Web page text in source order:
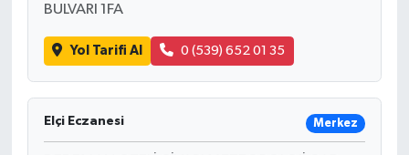
BULVARI 1FA
Yol Tarifi Al 0 (539) 652 01 35
Elçi Eczanesi Merkez